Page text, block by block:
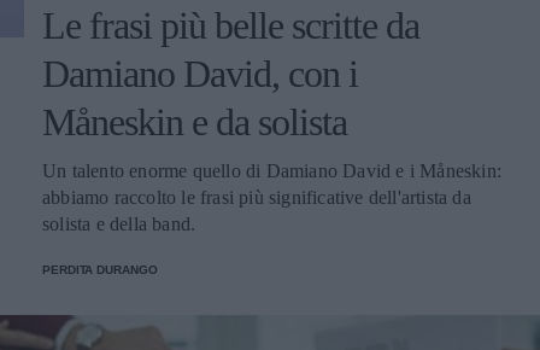
Le frasi più belle scritte da
Damiano David, con i
Måneskin e da solista
Un talento enorme quello di Damiano David e i Måneskin:
abbiamo raccolto le frasi più significative dell'artista da
solista e della band.
PERDITA DURANGO